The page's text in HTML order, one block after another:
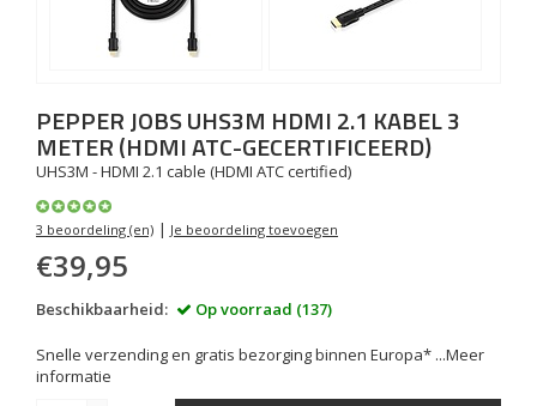
PEPPER JOBSUHS3M HDMI 2.1 KABEL 3
METER (HDMI ATC-GECERTIFICEERD)
UHS3M - HDMI 2.1 cable (HDMI ATC certified)
3 beoordeling (en) | Je beoordeling toevoegen
€39,95
Beschikbaarheid: Op voorraad (137)
Snelle verzending en gratis bezorging binnen Europa* ...Meer
informatie